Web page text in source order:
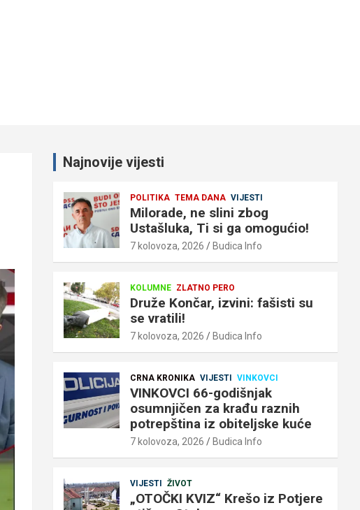
Najnovije vijesti
POLITIKA TEMA DANA VIJESTI
Milorade, ne slini zbog
Ustašluka, Ti si ga omogućio!
7 kolovoza, 2026 Budica Info
KOLUMNE ZLATNO PERO
Druže Končar, izvini: fašisti su
se vratili!
7 kolovoza, 2026 Budica Info
CRNA KRONIKA VIJESTI VINKOVCI
VINKOVCI 66-godišnjak
osumnjičen za krađu raznih
potrepština iz obiteljske kuće
7 kolovoza, 2026 Budica Info
VIJESTI ŽIVOT
„OTOČKI KVIZ“ Krešo iz Potjere